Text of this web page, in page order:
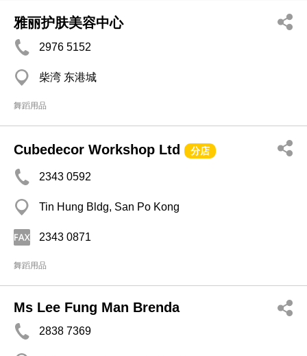
雅丽护肤美容中心
2976 5152
柴湾 东港城
舞蹈用品
Cubedecor Workshop Ltd 分店
2343 0592
Tin Hung Bldg, San Po Kong
2343 0871
舞蹈用品
Ms Lee Fung Man Brenda
2838 7369